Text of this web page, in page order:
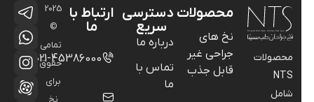
محصولات
NTS
شامل
محصولات
نخ های
جراحی غیر
قابل جذب
دسترسی
سریع
درباره ما
تماس با
ارتباط با
021-45386000
2025
تمامی
حقوق
برای